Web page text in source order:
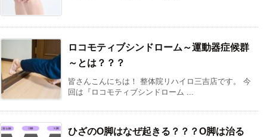
ロコモティブシンドローム～運動器症候群
～とは？？？
皆さんこんにちは！ 整体院リハイロ三吉店です。 今
回は『ロコモティブシンドローム ...
ひざのO脚はなぜ起きる？？？O脚は治る